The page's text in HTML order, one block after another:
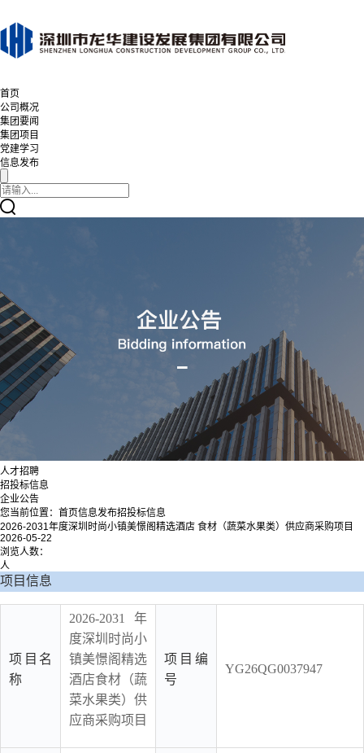
首页
公司概况
集团要闻
集团项目
党建学习
信息发布
人才招聘
招投标信息
企业公告
您当前位置： 首页信息发布招投标信息
2026-2031年度深圳时尚小镇美憬阁精选酒店 食材（蔬菜水果类）供应商采购项目
2026-05-22
浏览人数：
人
项目信息
项目名
称
2026-2031年
度深圳时尚小
镇美憬阁精选
酒店食材（蔬
菜水果类）供
应商采购项目
项目编
号
YG26QG0037947